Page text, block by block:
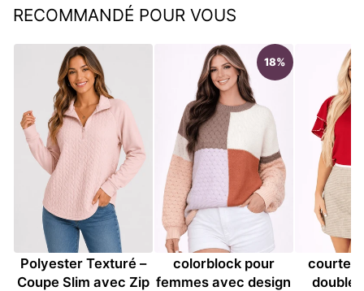
RECOMMANDÉ POUR VOUS
Sweatshirt Femme
Polyester Texturé –
Coupe Slim avec Zip
18%
Pull ample en tricot
colorblock pour
femmes avec design
Pull à
courtes